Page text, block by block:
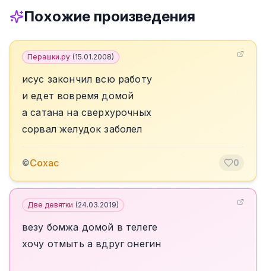
Похожие произведения
Перашки.ру (15.01.2008)
исус закончил всю работу
и едет вовремя домой
а сатана на сверхурочных
сорвал желудок заболел
©Сохас 0
Две девятки (24.03.2019)
везу бомжа домой в телеге
хочу отмыть а вдруг онегин